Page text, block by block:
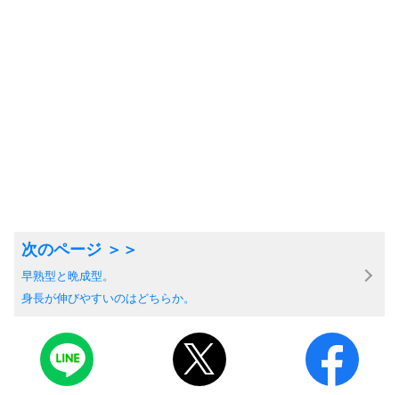
早熟型と晩成型。
身長が伸びやすいのはどちらか。